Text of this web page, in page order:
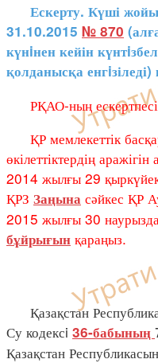
Ескерту. Күші
31.10.2015 № 870
күнiнен кейін
қолданысқа
РҚАО-ның
ҚР мемлекеттік
өкілеттіктердің
2014 жылғы 29
ҚРЗ Заңына сәйкес ҚР
2015 жылғы 30
бұйрығын қараңыз.
Қазақстан
Су кодексi 36-бабының
Қазақстан